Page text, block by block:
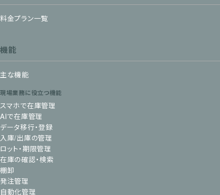
料金プラン一覧
機能
主な機能
現場業務に役立つ機能
スマホで在庫管理
AIで在庫管理
データ移行・登録
入庫/出庫の管理
ロット・期限管理
在庫の確認・検索
棚卸
発注管理
自動化管理